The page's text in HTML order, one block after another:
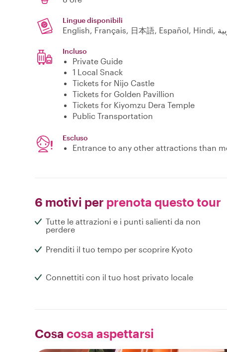
Lingue disponibili
Incluso
Private Guide
1 Local Snack
Tickets for Nijo Castle
Tickets for Golden Pavillion
Tickets for Kiyomzu Dera Temple
Public Transportation
Escluso
Entrance to any other attractions than
6 motivi per prenota questo tour
Tutte le attrazioni e i punti salienti da non
perdere
Prenditi il tuo tempo per scoprire Kyoto
Connettiti con il tuo host privato locale
Cosa cosa aspettarsi